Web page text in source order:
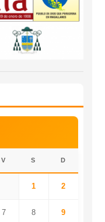
V S D
1 2
7 8 9